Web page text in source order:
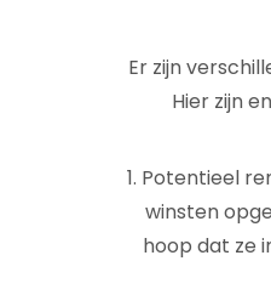
Er zijn
Hier zijn
Potentieel
winsten
hoop dat ze